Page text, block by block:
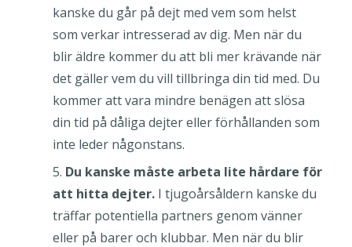
kanske du går på dejt med vem som helst
som verkar intresserad av dig. Men när du
blir äldre kommer du att bli mer krävande när
det gäller vem du vill tillbringa din tid med. Du
kommer att vara mindre benägen att slösa
din tid på dåliga dejter eller förhållanden som
inte leder någonstans.
Du kanske måste arbeta lite hårdare för
att hitta dejter. I tjugoårsåldern kanske du
träffar potentiella partners genom vänner
eller på barer och klubbar. Men när du blir